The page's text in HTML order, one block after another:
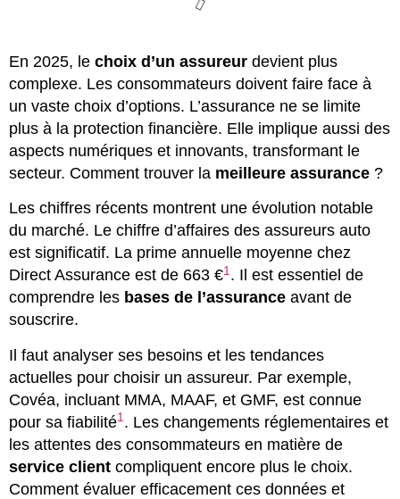
En 2025, le choix d’un assureur devient plus
complexe. Les consommateurs doivent faire face à
un vaste choix d’options. L’assurance ne se limite
plus à la protection financière. Elle implique aussi des
aspects numériques et innovants, transformant le
secteur. Comment trouver la meilleure assurance ?
Les chiffres récents montrent une évolution notable
du marché. Le chiffre d’affaires des assureurs auto
est significatif. La prime annuelle moyenne chez
Direct Assurance est de 663 €1 . Il est essentiel de
comprendre les bases de l’assurance avant de
souscrire.
Il faut analyser ses besoins et les tendances
actuelles pour choisir un assureur. Par exemple,
Covéa, incluant MMA, MAAF, et GMF, est connue
pour sa fiabilité1. Les changements réglementaires et
les attentes des consommateurs en matière de
service client compliquent encore plus le choix.
Comment évaluer efficacement ces données et